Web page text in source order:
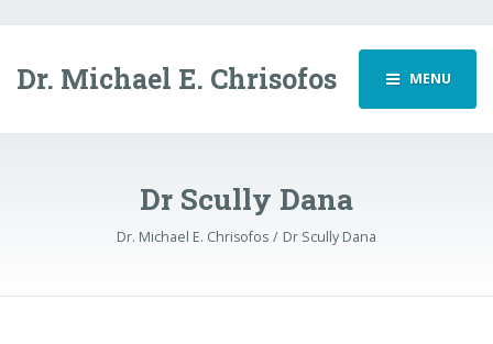
Dr. Michael E. Chrisofos MENU
Dr Scully Dana
Dr. Michael E. Chrisofos Dr Scully Dana